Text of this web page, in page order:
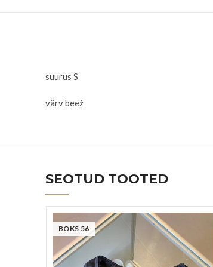
suurus S
värv beež
SEOTUD TOOTED
BOKS 56